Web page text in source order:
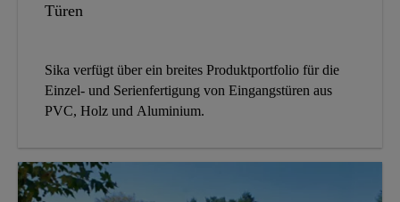
Türen
Sika verfügt über ein breites Produktportfolio für die
Einzel- und Serienfertigung von Eingangstüren aus
PVC, Holz und Aluminium.